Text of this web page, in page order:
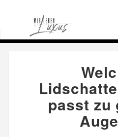
Startseite»
Lidschattenpalette passt
passt zu